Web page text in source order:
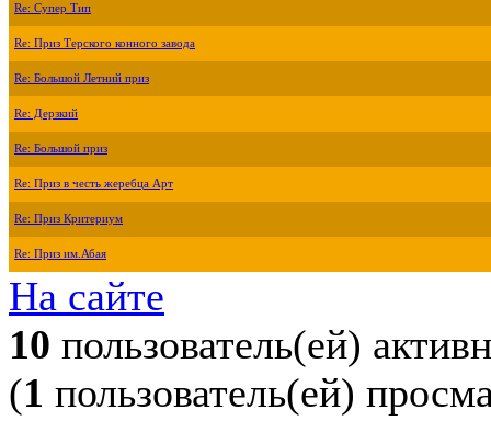
Re: Супер Тип
Re: Приз Терского конного завода
Re: Большой Летний приз
Re: Дерзкий
Re: Большой приз
Re: Приз в честь жеребца Арт
Re: Приз Критериум
Re: Приз им.Абая
На сайте
10 пользователь(ей)
(1 пользователь(ей)